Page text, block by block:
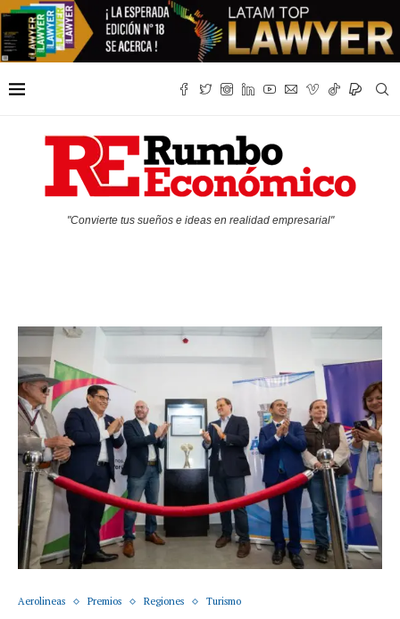
"Convierte tus sueños e ideas en realidad empresarial"
Aerolineas Premios Regiones Turismo